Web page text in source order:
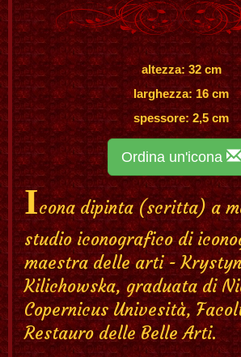
altezza: 32 cm
larghezza: 16 cm
spessore: 2,5 cm
Ordina un'icona
Icona dipinta (scritta) a
studio iconografico di
maestra delle arti -
Kilichowska, graduata di
Copernicus Univesità,
Restauro delle Belle Arti.